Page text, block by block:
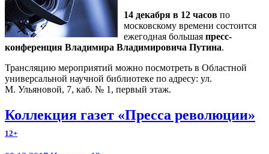
14 декабря в 12 часов по
московскому времени состоится
ежегодная большая пресс-
конференция Владимира Владимировича Путина.
Трансляцию мероприятий можно посмотреть в Областной
универсальной научной библиотеке по адресу: ул.
М. Ульяновой, 7, каб. № 1, первый этаж.
Коллекция газет «Пресса революции»
12+